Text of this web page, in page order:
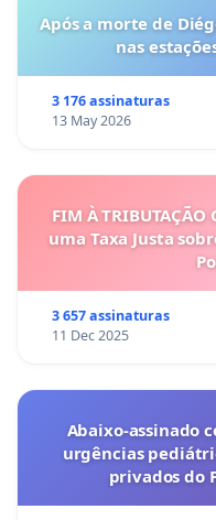
Após a morte de
nas
3 176 assinaturas
13 May 2026
FIM À TRIBUTAÇÃO
uma Taxa Justa
3 657 assinaturas
11 Dec 2025
Abaixo-assinado
urgências
privados do